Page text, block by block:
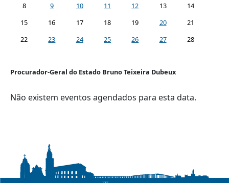
Procurador-Geral do Estado Bruno Teixeira Dubeux
Não existem eventos agendados para esta data.
8
9 10 11 12 13
14
15
16 17 18 19 20
21
22
23 24 25 26 27 28